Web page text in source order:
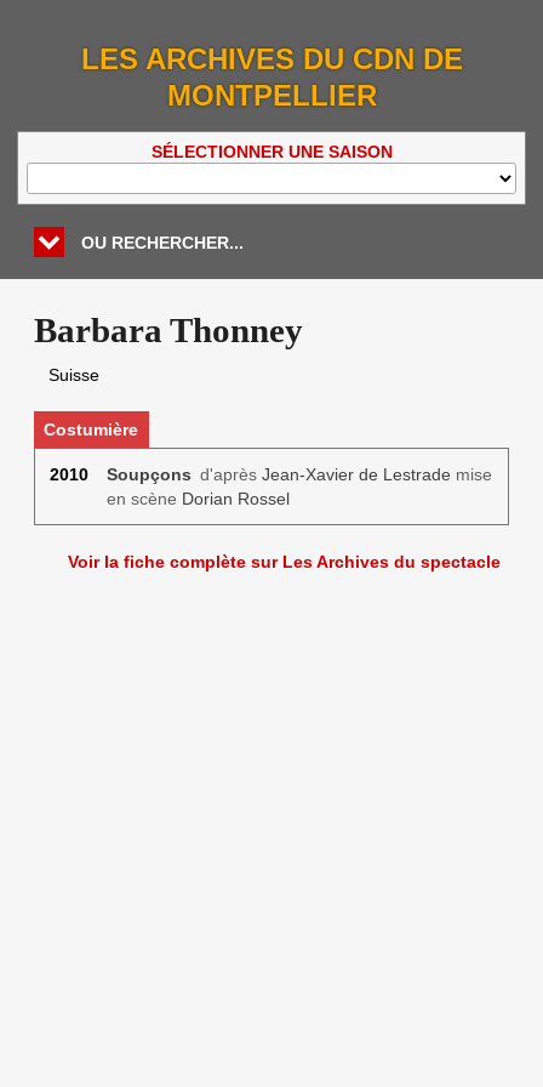
LES ARCHIVES DU CDN DE
MONTPELLIER
SÉLECTIONNER UNE SAISON
OU RECHERCHER...
Barbara Thonney
Suisse
Costumière
2010 Soupçons d'après Jean-Xavier de Lestrade mise
en scène Dorian Rossel
Voir la fiche complète sur Les Archives du spectacle